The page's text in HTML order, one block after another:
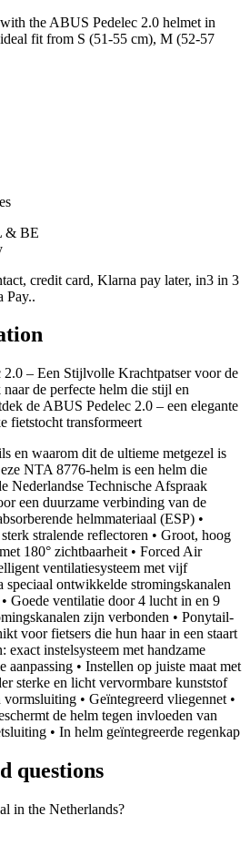
the ABUS Pedelec 2.0 helmet in
fit from S (51-55 cm), M (52-57
& BE
credit card, Klarna pay later, in3 in 3
Pay..
– Een Stijlvolle Krachtpatser voor de
de perfecte helm die stijl en
de ABUS Pedelec 2.0 – een elegante
fietstocht transformeert
en waarom dit de ultieme metgezel is
NTA 8776-helm is een helm die
Nederlandse Technische Afspraak
een duurzame verbinding van de
helmmateriaal (ESP) •
stralende reflectoren • Groot, hoog
180° zichtbaarheit • Forced Air
ventilatiesysteem met vijf
speciaal ontwikkelde stromingskanalen
Goede ventilatie door 4 lucht in en 9
zijn verbonden • Ponytail-
voor fietsers die hun haar in een staart
exact instelsysteem met handzame
• Instellen op juiste maat met
sterke en licht vervormbare kunststof
• Geïntegreerd vliegennet •
de helm tegen invloeden van
• In helm geïntegreerde regenkap
questions
in the Netherlands?